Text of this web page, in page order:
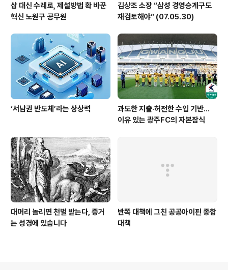
삽 대신 수레로, 제설방법 확 바꾼
혁신 노원구 공무원
김상조 소장 “삼성 경영승계구도
재검토해야” (07.05.30)
‘서남권 반도체’라는 상상력
과도한 지출·허전한 수입 기반…
이유 있는 광주FC의 자본잠식
대머리 놀리면 천벌 받는다, 증거
는 성경에 있습니다
반쪽 대책에 그친 공공아이핀 종합
대책